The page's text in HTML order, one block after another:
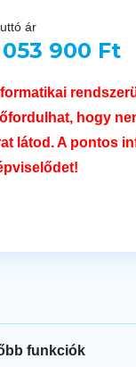
ár
053 900 Ft
hogy
látod. A pontos
funkciók